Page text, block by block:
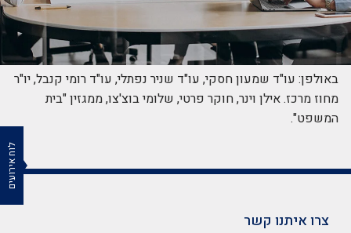
באולפן: עו"ד שמעון חסקי, עו"ד שניר נפתלי, עו"ד רומי קנבל, יו"ר
מחוז מרכז. אילן וינר, חוקר פרטי, שלומי בוצ'צו, ממגזין "בית
המשפט".
צרו איתנו קשר
לוח אירועים